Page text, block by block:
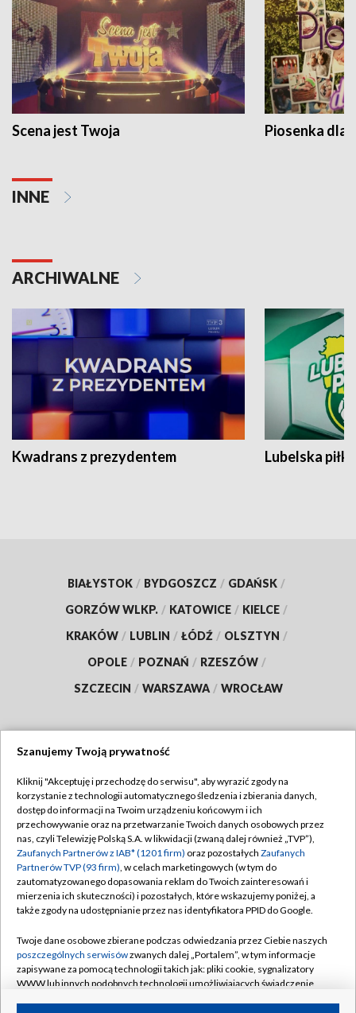
Scena jest Twoja Piosenka dla
INNE
ARCHIWALNE
Kwadrans z prezydentem Lubelska piłka
BIAŁYSTOK / BYDGOSZCZ / GDAŃSK /
GORZÓW WLKP. / KATOWICE / KIELCE /
KRAKÓW / LUBLIN / ŁÓDŹ / OLSZTYN /
OPOLE / POZNAŃ / RZESZÓW /
SZCZECIN / WARSZAWA / WROCŁAW
TVP
Abonament TVP
Emisja w TVP
Centrum informacji TVP
Naziemna Telewizja Cyfrowa
Rada Programowa
System NOS
Informacje o nadawcy
Regulamin TVP
Polityka prywatności
Moje zgody
Pomoc
Kontakt
Kanały
Szanujemy Twoją prywatność
Kliknij "Akceptuję i przechodzę do serwisu", aby wyrazić zgody na
korzystanie z technologii automatycznego śledzenia i zbierania danych,
dostęp do informacji na Twoim urządzeniu końcowym i ich
przechowywanie oraz na przetwarzanie Twoich danych osobowych przez
nas, czyli Telewizję Polską S.A. w likwidacji (zwaną dalej również „TVP”),
Zaufanych Partnerów z IAB* (1201 firm) oraz pozostałych Zaufanych
Partnerów TVP (93 firm), w celach marketingowych (w tym do
zautomatyzowanego dopasowania reklam do Twoich zainteresowań i
mierzenia ich skuteczności) i pozostałych, które wskazujemy poniżej, a
także zgody na udostępnianie przez nas identyfikatora PPID do Google.
Twoje dane osobowe zbierane podczas odwiedzania przez Ciebie naszych
poszczególnych serwisówzwanych dalej „Portalem”, w tym informacje
zapisywane za pomocą technologii takich jak: pliki cookie, sygnalizatory
WWW lub innych podobnych technologii umożliwiających świadczenie